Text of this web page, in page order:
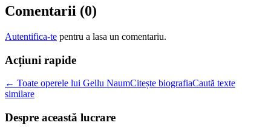
Comentarii (0)
Autentifica-te pentru a lasa un comentariu.
Acțiuni rapide
← Toate operele lui Gellu NaumCitește biografiaCaută texte
similare
Despre această lucrare